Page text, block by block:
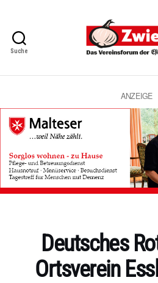
Suche
ANZEIGE
KategorienDeutsches
Ortsverein